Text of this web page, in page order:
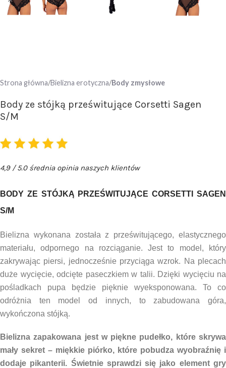
Strona główna Bielizna erotyczna Body zmysłowe
Body ze stójką prześwitujące Corsetti Sagen
S/M
4,9 / 5.0 średnia opinia naszych klientów
BODY ZE STÓJKĄ PRZEŚWITUJĄCE CORSETTI SAGEN
S/M
Bielizna wykonana została z prześwitującego, elastycznego
materiału, odpornego na rozciąganie. Jest to model, który
zakrywając piersi, jednocześnie przyciąga wzrok. Na plecach
duże wycięcie, odcięte paseczkiem w talii. Dzięki wycięciu na
pośladkach pupa będzie pięknie wyeksponowana. To co
odróżnia ten model od innych, to zabudowana góra,
wykończona stójką.
Bielizna zapakowana jest w piękne pudełko, które skrywa
mały sekret – miękkie piórko, które pobudza wyobraźnię i
dodaje pikanterii. Świetnie sprawdzi się jako element gry